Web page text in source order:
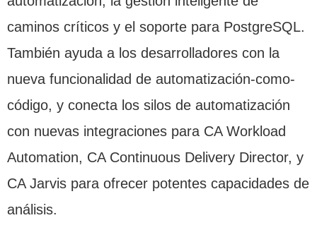
caminos críticos y el soporte para PostgreSQL.
También ayuda a los desarrolladores con la
nueva funcionalidad de automatización-como-
código, y conecta los silos de automatización
con nuevas integraciones para CA Workload
Automation, CA Continuous Delivery Director, y
CA Jarvis para ofrecer potentes capacidades de
análisis.